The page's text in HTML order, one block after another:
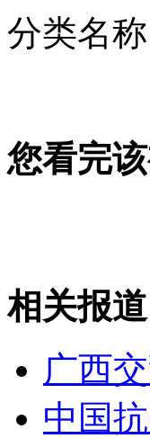
跳江救人牺牲武
云南干旱威胁耕
女孩北京地铁
无痛分娩是否安
分类名称
您看完
相关报道
广西
中国